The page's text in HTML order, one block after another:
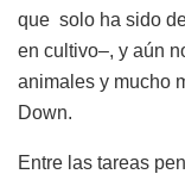
que solo ha sido
en cultivo–, y aún
animales y mucho
Down.
Entre las tareas